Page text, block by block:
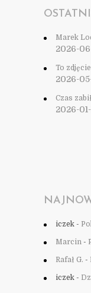
Marek
2026-
To
2026-
Czas
2026-01-
iczek -
Marcin -
Rafał G. -
iczek -